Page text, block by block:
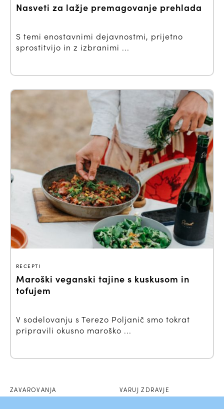
Nasveti za lažje premagovanje prehlada
S temi enostavnimi dejavnostmi, prijetno
sprostitvijo in z izbranimi ...
RECEPTI
Maroški veganski tajine s kuskusom in
tofujem
V sodelovanju s Terezo Poljanič smo tokrat
pripravili okusno maroško ...
ZAVAROVANJA VARUJ ZDRAVJE